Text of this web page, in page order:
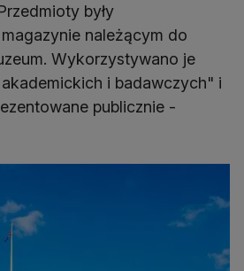
były
należącym do
Wykorzystywano je
i badawczych" i
publicznie -